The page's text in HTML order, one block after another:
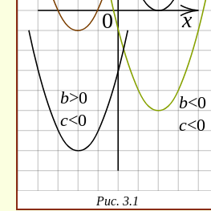
Рис. 3.1